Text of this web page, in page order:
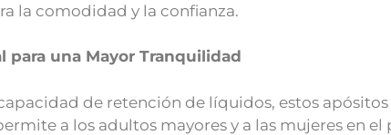
la comodidad y la confianza.
para una Mayor Tranquilidad
de retención de líquidos, estos
a los adultos mayores y a las mujeres en